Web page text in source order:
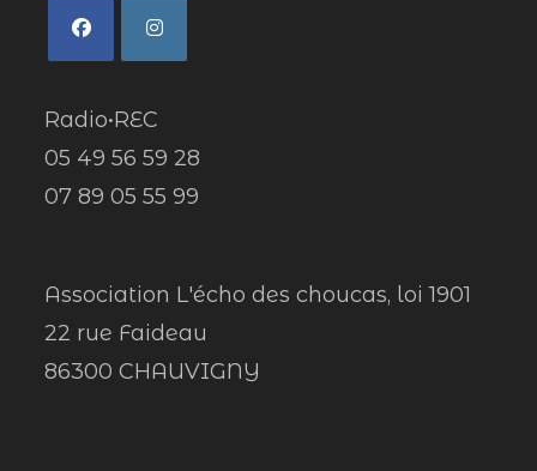
Radio•REC
05 49 56 59 28
07 89 05 55 99
Association L'écho des choucas, loi 1901
22 rue Faideau
86300 CHAUVIGNY